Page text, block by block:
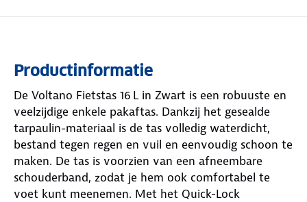
Productinformatie
De Voltano Fietstas 16 L in Zwart is een robuuste en
veelzijdige enkele pakaftas. Dankzij het gesealde
tarpaulin-materiaal is de tas volledig waterdicht,
bestand tegen regen en vuil en eenvoudig schoon te
maken. De tas is voorzien van een afneembare
schouderband, zodat je hem ook comfortabel te
voet kunt meenemen. Met het Quick-Lock